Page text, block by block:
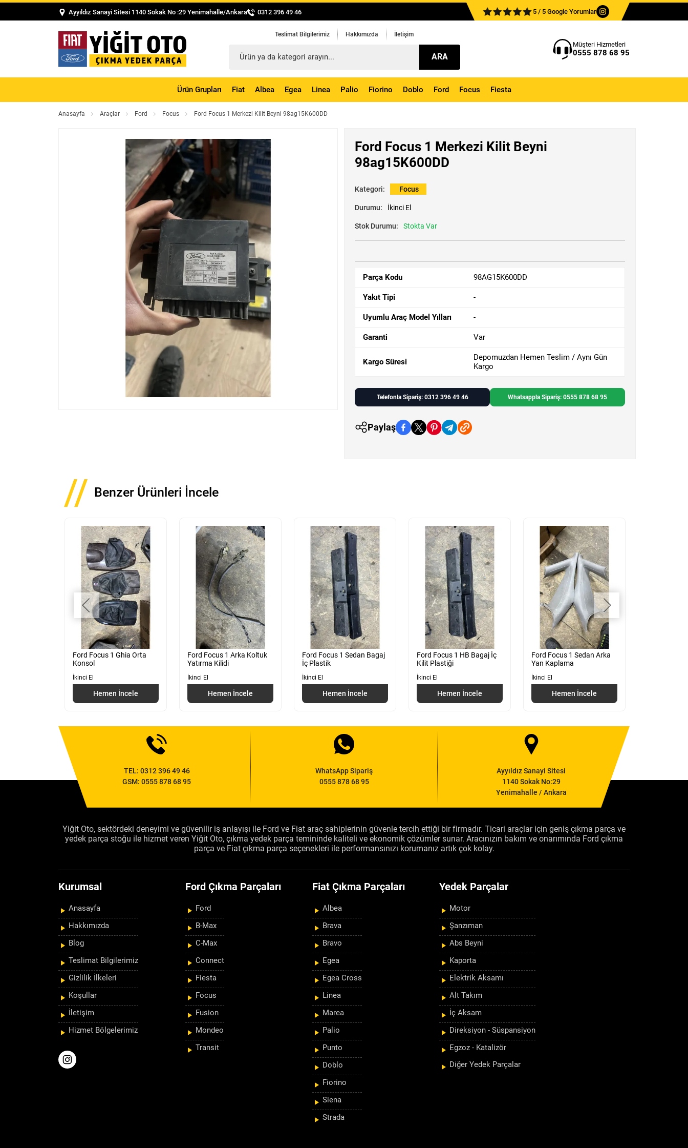
Ayyıldız Sanayi Sitesi 1140 Sokak No :29 Yenimahalle/Ankara 0312 396 49 46 5 / 5 Google Yorumlar
Teslimat Bilgilerimiz Hakkımızda İletişim
ARA
Müşteri Hizmetleri
0555 878 68 95
Ürün Grupları Fiat Albea Egea Linea Palio Fiorino Doblo Ford Focus Fiesta
Anasayfa Araçlar Ford Focus Ford Focus 1 Merkezi Kilit Beyni 98ag15K600DD
Ford Focus 1 Merkezi Kilit Beyni
98ag15K600DD
Kategori: Focus
Durumu: İkinci El
Stok Durumu: Stokta Var
Parça Kodu 98AG15K600DD
Yakıt Tipi -
Uyumlu Araç Model Yılları -
Garanti Var
Kargo Süresi
Depomuzdan Hemen Teslim / Aynı Gün
Kargo
Telefonla Sipariş: 0312 396 49 46 Whatsappla Sipariş: 0555 878 68 95
Paylaş
Benzer Ürünleri İncele
Ford Focus 1 Ghia Orta
Konsol
İkinci El
Hemen İncele
Ford Focus 1 Arka Koltuk
Yatırma Kilidi
İkinci El
Hemen İncele
Ford Focus 1 Sedan Bagaj
İç Plastik
İkinci El
Hemen İncele
Ford Focus 1 HB Bagaj İç
Kilit Plastiği
İkinci El
Hemen İncele
Ford Focus 1 Sedan Arka
Yan Kaplama
İkinci El
Hemen İncele
TEL: 0312 396 49 46
GSM:0555 878 68 95
WhatsApp Sipariş
0555 878 68 95
Ayyıldız Sanayi Sitesi
1140 Sokak No:29
Yenimahalle / Ankara
Yiğit Oto, sektördeki deneyimi ve güvenilir iş anlayışı ile Ford ve Fiat araç sahiplerinin güvenle tercih ettiği bir firmadır. Ticari araçlar için geniş çıkma parça ve
yedek parça stoğu ile hizmet veren Yiğit Oto, çıkma yedek parça temininde kaliteli ve ekonomik çözümler sunar. Aracınızın bakım ve onarımında Ford çıkma
parça ve Fiat çıkma parça seçenekleri ile performansınızı korumanız artık çok kolay.
Kurumsal
Anasayfa
Hakkımızda
Blog
Teslimat Bilgilerimiz
Gizlilik İlkeleri
Koşullar
İletişim
Hizmet Bölgelerimiz
Ford Çıkma Parçaları
Ford
B-Max
C-Max
Connect
Fiesta
Focus
Fusion
Mondeo
Transit
Fiat Çıkma Parçaları
Albea
Brava
Bravo
Egea
Egea Cross
Linea
Marea
Palio
Punto
Doblo
Fiorino
Siena
Strada
Yedek Parçalar
Motor
Şanzıman
Abs Beyni
Kaporta
Elektrik Aksamı
Alt Takım
İç Aksam
Direksiyon - Süspansiyon
Egzoz - Katalizör
Diğer Yedek Parçalar